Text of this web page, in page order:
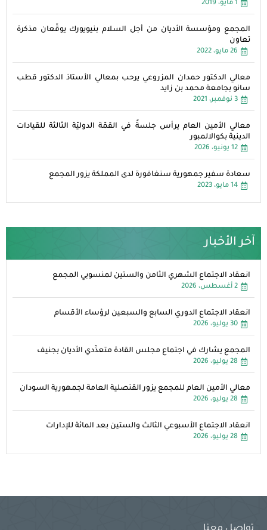
1 مايو، 2019
المجمع ومؤسسة الأديان من أجل السلام بنيويورك يوقّعان مذكرة
تعاون
26 مايو، 2022
معالي الدكتور حمدان المزروعي يرحب بمعالي الأستاذ الدكتور قطب
سانو بجامعة محمد بن زايد
3 نوفمبر، 2021
معالي الأمين العام يرأس جلسةً في القمّة الدوليّة الثالثة للقيادات
الدينية بكوالالمبور
12 يونيو، 2026
سعادة سفير جمهورية سنغافورة لدى المملكة يزور المجمع
14 مايو، 2023
آخر الأخبار
انعقاد الاجتماع الشهري الثامن والستين لمنسوبي المجمع
2 أغسطس، 2026
انعقاد الاجتماع الدوري السابع والسبعين لرؤساء الأقسام
30 يوليو، 2026
المجمع يشارك في اجتماع مجلس القادة متعدِّدي الأديان بجنيف
28 يوليو، 2026
معالي الأمين العام للمجمع يزور القنصلية العامة لجمهورية السودان
28 يوليو، 2026
انعقاد الاجتماع الأسبوعي الثالث والستين بعد المائة للإدارات
28 يوليو، 2026